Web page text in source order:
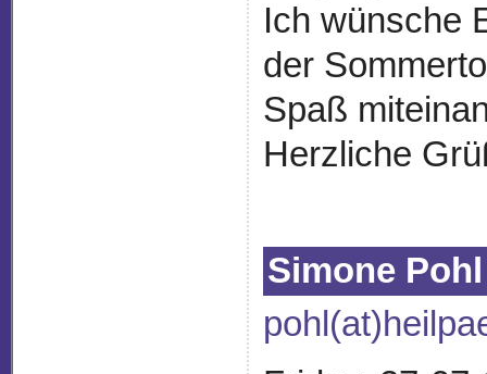
Ich wünsche
der
Spaß
Herzliche
Simone